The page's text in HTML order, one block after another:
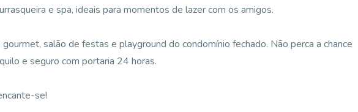
e spa, ideais para momentos de lazer com os amigos.
salão de festas e playground do condomínio fechado. Não perca a chance
e seguro com portaria 24 horas.
se!